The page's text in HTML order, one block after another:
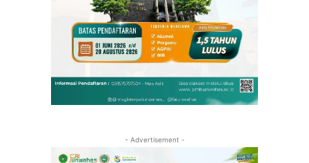
- Advertisement -